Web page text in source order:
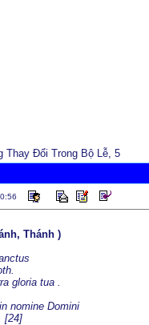
Đổi Trong Bộ Lễ, 5
Thánh )
gloria tua .
nomine Domini
[24]